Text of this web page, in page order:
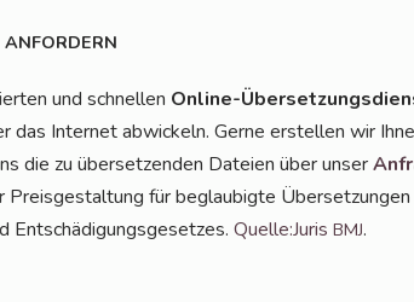
ANFORDERN
und schnel­len Online-
das Inter­net abwi­ckeln. Ger­ne erstel­len wir
die zu über­set­zen­den Datei­en über unser
Preis­ge­stal­tung für beglau­big­te
Ent­schä­di­gungs­ge­set­zes. Quelle:Juris BMJ.